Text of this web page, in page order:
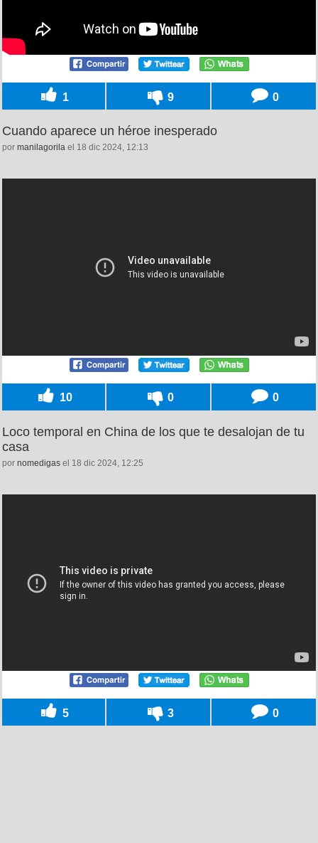
1 9 0
Cuando aparece un héroe inesperado
por manilagorila el 18 dic 2024, 12:13
10 0 0
Loco temporal en China de los que te desalojan de tu
casa
por nomedigas el 18 dic 2024, 12:25
5 3 0